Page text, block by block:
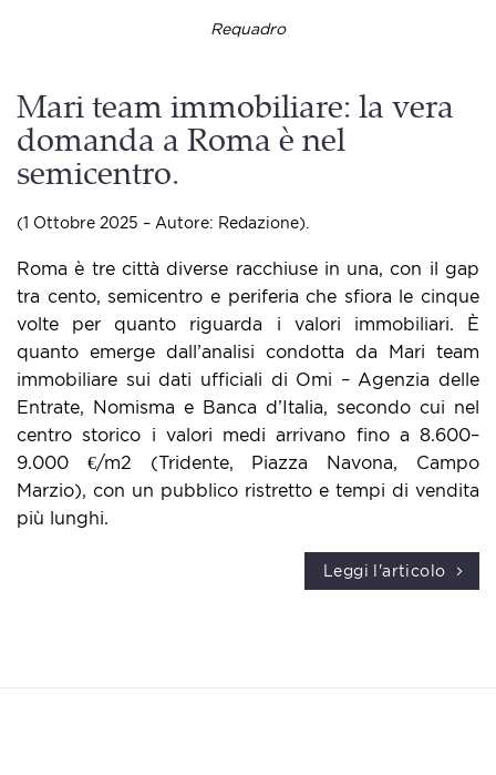
Requadro
Mari team immobiliare: la vera
domanda a Roma è nel
semicentro.
(1 Ottobre 2025 – Autore: Redazione).
Roma è tre città diverse racchiuse in una, con il gap
tra cento, semicentro e periferia che sfiora le cinque
volte per quanto riguarda i valori immobiliari. È
quanto emerge dall’analisi condotta da Mari team
immobiliare sui dati ufficiali di Omi – Agenzia delle
Entrate, Nomisma e Banca d’Italia, secondo cui nel
centro storico i valori medi arrivano fino a 8.600–
9.000 €/m2 (Tridente, Piazza Navona, Campo
Marzio), con un pubblico ristretto e tempi di vendita
più lunghi.
Leggi l'articolo